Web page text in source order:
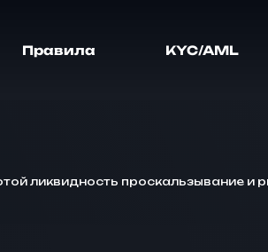
Правила KYC/AML
ликвидность проскальзывание и